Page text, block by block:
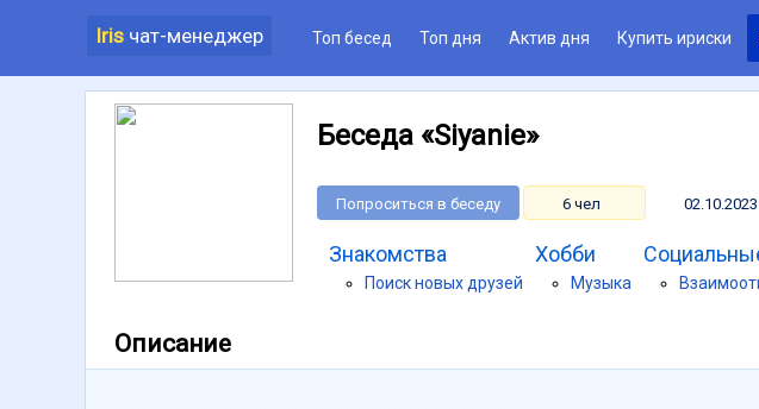
Iris чат-менеджер Топ бесед Топ дня Актив дня Купить ириски
Беседа «Siyanie»
Попроситься в беседу 6 чел 02.10.2023
Знакомства
Поиск новых друзей
Хобби
Музыка
Описание